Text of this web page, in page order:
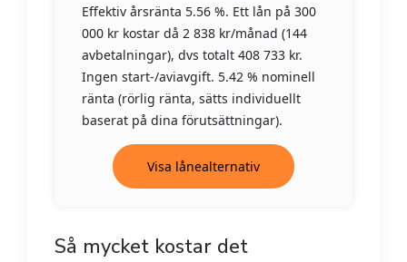
Effektiv årsränta 5.56 %. Ett lån på 300
000 kr kostar då 2 838 kr/månad (144
avbetalningar), dvs totalt 408 733 kr.
Ingen start-/aviavgift. 5.42 % nominell
ränta (rörlig ränta, sätts individuellt
baserat på dina förutsättningar).
Visa lånealternativ
Så mycket kostar det